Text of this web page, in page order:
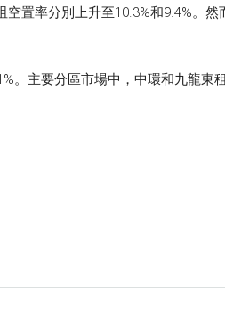
置率分別上升至10.3%和9.4%。
。主要分區市場中，中環和九龍東